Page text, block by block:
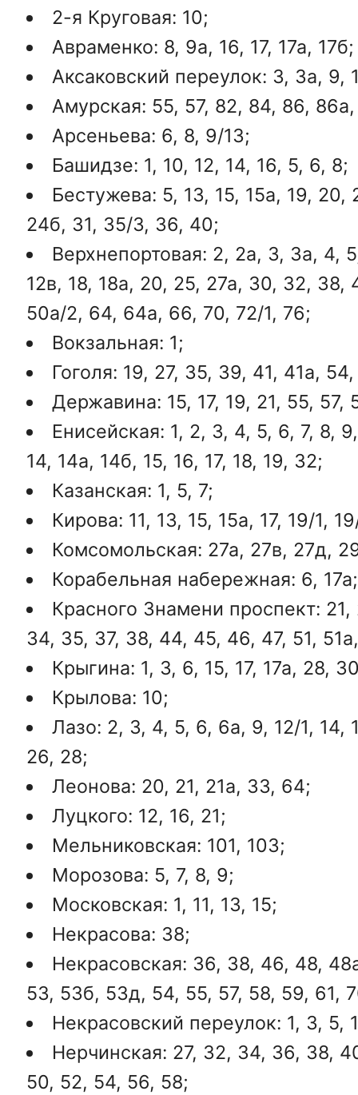
2-я Круговая: 10;
Авраменко: 8, 9а, 16, 17, 17а, 17б;
Аксаковский переулок: 3, 3а, 9,
Амурская: 55, 57, 82, 84, 86,
Арсеньева: 6, 8, 9/13;
Башидзе: 1, 10, 12, 14, 16, 5, 6, 8;
Бестужева: 5, 13, 15, 15а, 19, 20,
24б, 31, 35/3, 36, 40;
Верхнепортовая: 2, 2а, 3, 3а, 4,
12в, 18, 18а, 20, 25, 27а, 30, 32, 38,
50а/2, 64, 64а, 66, 70, 72/1, 76;
Вокзальная: 1;
Гоголя: 19, 27, 35, 39, 41, 41а,
Державина: 15, 17, 19, 21, 55, 57,
Енисейская: 1, 2, 3, 4, 5, 6, 7, 8,
14, 14а, 14б, 15, 16, 17, 18, 19, 32;
Казанская: 1, 5, 7;
Кирова: 11, 13, 15, 15а, 17, 19/1,
Комсомольская: 27а, 27в, 27д,
Корабельная набережная: 6, 17а;
Красного Знамени проспект:
34, 35, 37, 38, 44, 45, 46, 47, 51,
Крыгина: 1, 3, 6, 15, 17, 17а, 28,
Крылова: 10;
Лазо: 2, 3, 4, 5, 6, 6а, 9, 12/1, 14,
26, 28;
Леонова: 20, 21, 21а, 33, 64;
Луцкого: 12, 16, 21;
Мельниковская: 101, 103;
Морозова: 5, 7, 8, 9;
Московская: 1, 11, 13, 15;
Некрасова: 38;
Некрасовская: 36, 38, 46, 48,
53, 53б, 53д, 54, 55, 57, 58, 59, 61,
Некрасовский переулок: 1, 3, 5,
Нерчинская: 27, 32, 34, 36, 38,
50, 52, 54, 56, 58;